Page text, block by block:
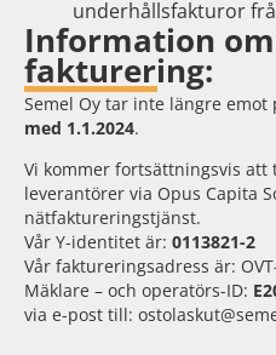
underhållsfakturor
Information
fakturering:
Semel Oy tar inte längre
med 1.1.2024.
Vi kommer fortsättningsvis
leverantörer via Opus Capita
nätfaktureringstjänst.
Vår Y-identitet är: 0113821-2
Vår faktureringsadress är:
Mäklare – och operatörs-ID:
via e-post till: